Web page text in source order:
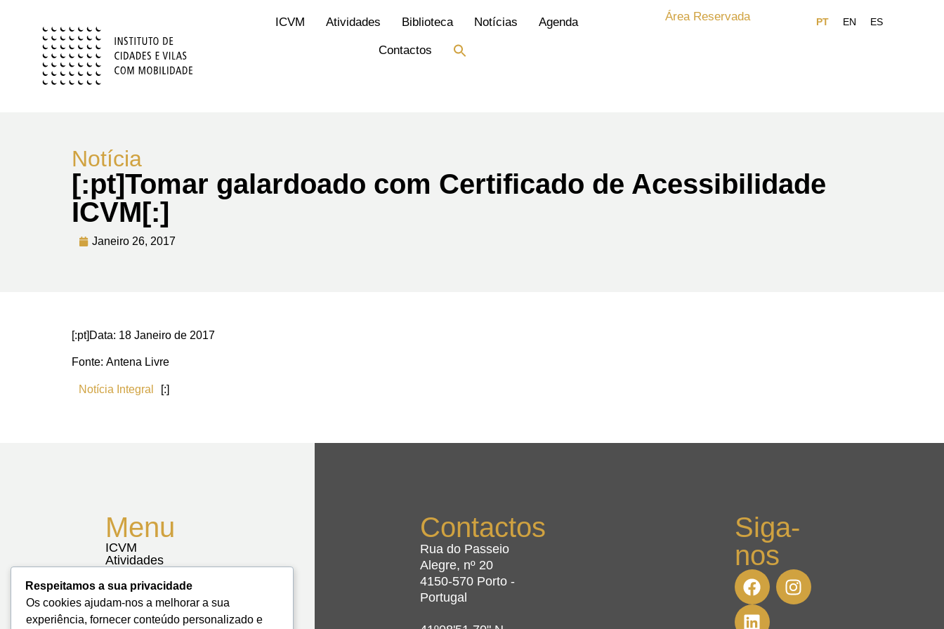
ICVM Atividades Biblioteca Notícias Agenda
Contactos
Área Reservada
Notícia
[:pt]Tomar galardoado com Certificado de Acessibilidade
ICVM[:]
Janeiro 26, 2017
[:pt]Data: 18 Janeiro de 2017
Fonte: Antena Livre
Notícia Integral [:]
Menu
ICVM
Atividades
Biblioteca
Contactos
Mapa do Site
Contactos
Rua do Passeio
Alegre, nº 20
4150-570 Porto -
Portugal
Siga-
nos
Respeitamos a sua privacidade
Os cookies ajudam-nos a melhorar a sua
experiência, fornecer conteúdo personalizado e